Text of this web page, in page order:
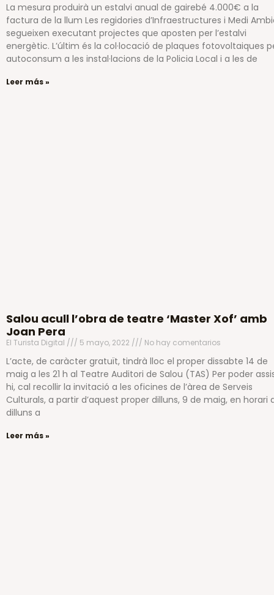
La mesura produirà un estalvi anual de gairebé 4.000€ a la
factura de la llum Les regidories d’Infraestructures i Medi
segueixen executant projectes que aposten per l’estalvi
energètic. L’últim és la col·locació de plaques fotovoltaiques
autoconsum a les instal·lacions de la Policia Local i a les de
Leer más »
Salou acull l’obra de teatre ‘Master Xof’ amb
Joan Pera
El Turista Digital 5 mayo, 2022 No hay comentarios
L’acte, de caràcter gratuït, tindrà lloc el proper dissabte 14 de
maig a les 21 h al Teatre Auditori de Salou (TAS) Per poder
hi, cal recollir la invitació a les oficines de l’àrea de Serveis
Culturals, a partir d’aquest proper dilluns, 9 de maig, en horari
dilluns a
Leer más »